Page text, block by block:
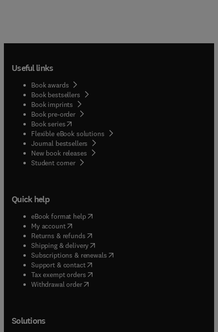
Useful links
Book awards
Book bestsellers
Book imprints
Book pre-order
Book series(opens in new tab/window
Flexible eBook solutions
Journal bestsellers
New book releases
Student corner( opens in new tab/window
Quick help
eBook format help( opens in new tab/window
My account( opens in new tab/window
Returns & refunds( opens in new tab/window
Shipping & delivery(opens in new tab/window
Subscriptions & renewals( opens in new tab/window
Support & contact( opens in new tab/window
Tax exempt orders( opens in new tab/window
Withdrawal order
Solutions